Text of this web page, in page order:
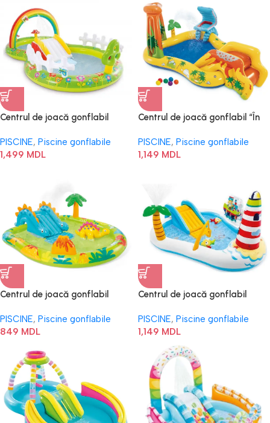
Centrul de joacă gonflabil
PISCINE, Piscine gonflabile
1,499 MDL
Centrul de joacă gonflabil “În
PISCINE, Piscine gonflabile
1,149 MDL
Centrul de joacă gonflabil
PISCINE, Piscine gonflabile
849 MDL
Centrul de joacă gonflabil
PISCINE, Piscine gonflabile
1,149 MDL